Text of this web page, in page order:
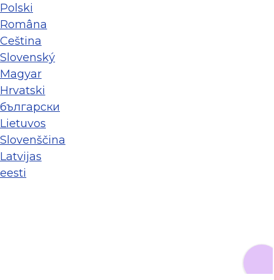
Polski
Româna
Ceština
Slovenský
Magyar
Hrvatski
български
Lietuvos
Slovenščina
Latvijas
eesti